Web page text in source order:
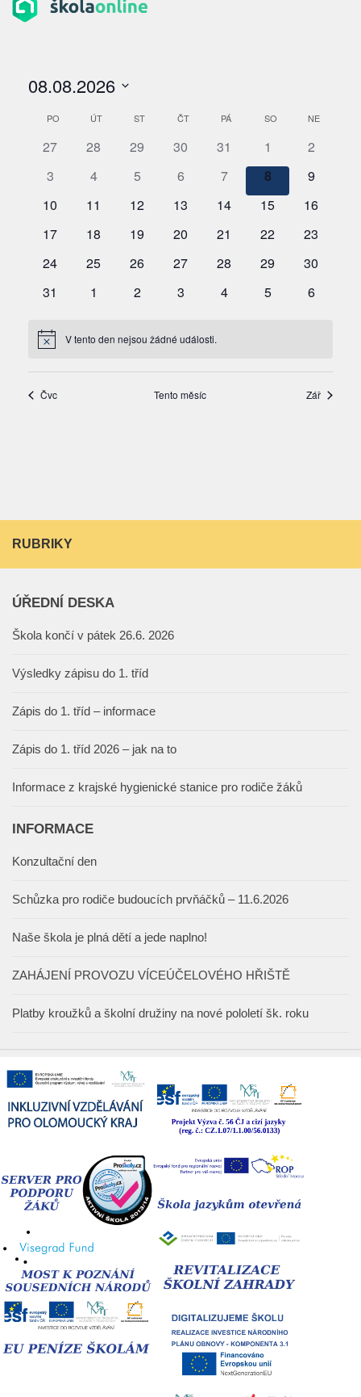
RUBRIKY
ÚŘEDNÍ DESKA
Škola končí v pátek 26.6. 2026
Výsledky zápisu do 1. tříd
Zápis do 1. tříd – informace
Zápis do 1. tříd 2026 – jak na to
Informace z krajské hygienické stanice pro rodiče žáků
INFORMACE
Konzultační den
Schůzka pro rodiče budoucích prvňáčků – 11.6.2026
Naše škola je plná dětí a jede naplno!
ZAHÁJENÍ PROVOZU VÍCEÚČELOVÉHO HŘIŠTĚ
Platby kroužků a školní družiny na nové pololetí šk. roku